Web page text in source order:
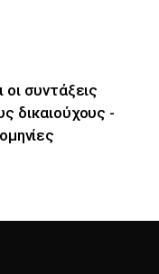
συντάξεις
δικαιούχους -